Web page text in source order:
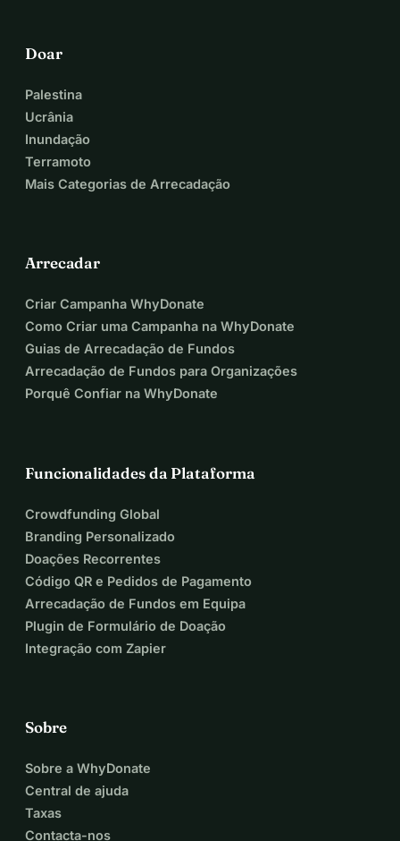
Doar
Palestina
Ucrânia
Inundação
Terramoto
Mais Categorias de Arrecadação
Arrecadar
Criar Campanha WhyDonate
Como Criar uma Campanha na WhyDonate
Guias de Arrecadação de Fundos
Arrecadação de Fundos para Organizações
Porquê Confiar na WhyDonate
Funcionalidades da Plataforma
Crowdfunding Global
Branding Personalizado
Doações Recorrentes
Código QR e Pedidos de Pagamento
Arrecadação de Fundos em Equipa
Plugin de Formulário de Doação
Integração com Zapier
Sobre
Sobre a WhyDonate
Central de ajuda
Taxas
Contacta-nos